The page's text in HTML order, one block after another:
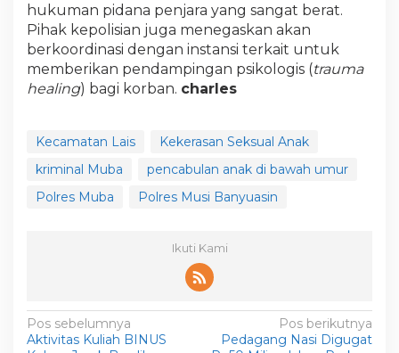
hukuman pidana penjara yang sangat berat.
Pihak kepolisian juga menegaskan akan
berkoordinasi dengan instansi terkait untuk
memberikan pendampingan psikologis (trauma
healing) bagi korban. charles
Kecamatan Lais
Kekerasan Seksual Anak
kriminal Muba
pencabulan anak di bawah umur
Polres Muba
Polres Musi Banyuasin
Ikuti Kami
N
Pos sebelumnya
Aktivitas Kuliah BINUS
Pos berikutnya
Pedagang Nasi Digugat